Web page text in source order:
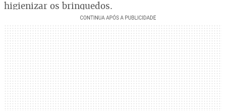
higienizar os brinquedos.